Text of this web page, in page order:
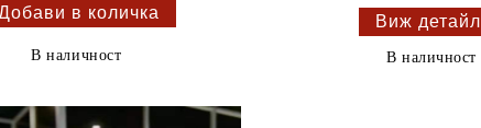
В наличност
Виж
В наличност